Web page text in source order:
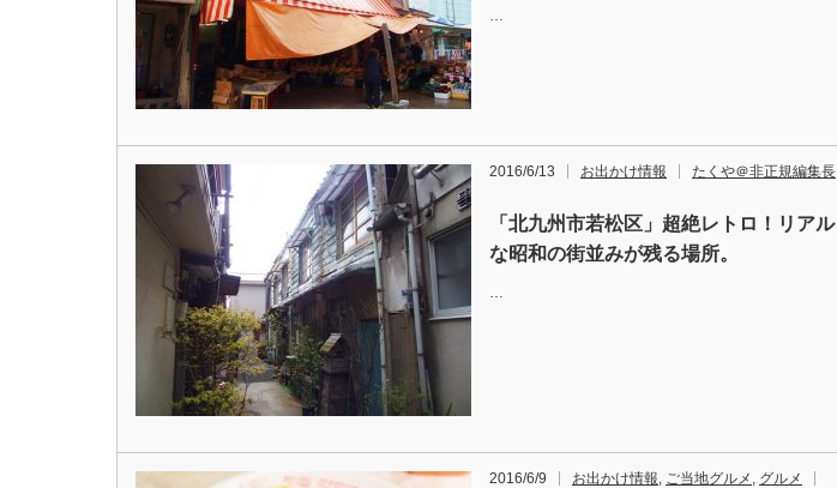
…
2016/6/13 お出かけ情報 たくや＠非正規編集長
「北九州市若松区」超絶レトロ！リアル
な昭和の街並みが残る場所。
…
2016/6/9 お出かけ情報, ご当地グルメ , グルメ